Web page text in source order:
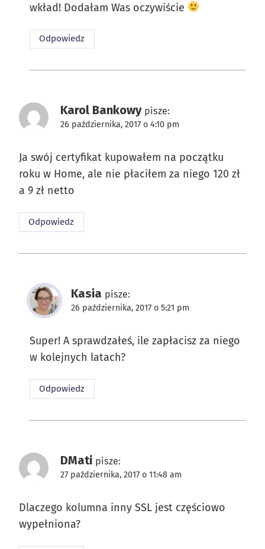
wkład! Dodałam Was oczywiście
Odpowiedz
Karol Bankowy pisze:
26 października, 2017 o 4:10 pm
Ja swój certyfikat kupowałem na początku
roku w Home, ale nie płaciłem za niego 120 zł
a 9 zł netto
Odpowiedz
Kasia pisze:
26 października, 2017 o 5:21 pm
Super! A sprawdzałeś, ile zapłacisz za niego
w kolejnych latach?
Odpowiedz
DMati pisze:
27 października, 2017 o 11:48 am
Dlaczego kolumna inny SSL jest częściowo
wypełniona?